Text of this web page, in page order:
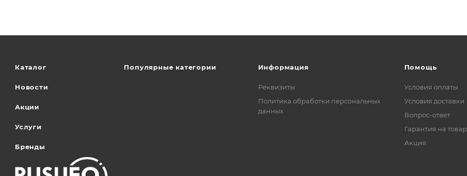
Каталог
Новости
Акции
Услуги
Бренды
Популярные категории Информация
Реквизиты
Политика обработки персональных
данных
Помощь
Условия оплаты
Условия доставки
Вопрос-ответ
Гарантия на товар
Акция